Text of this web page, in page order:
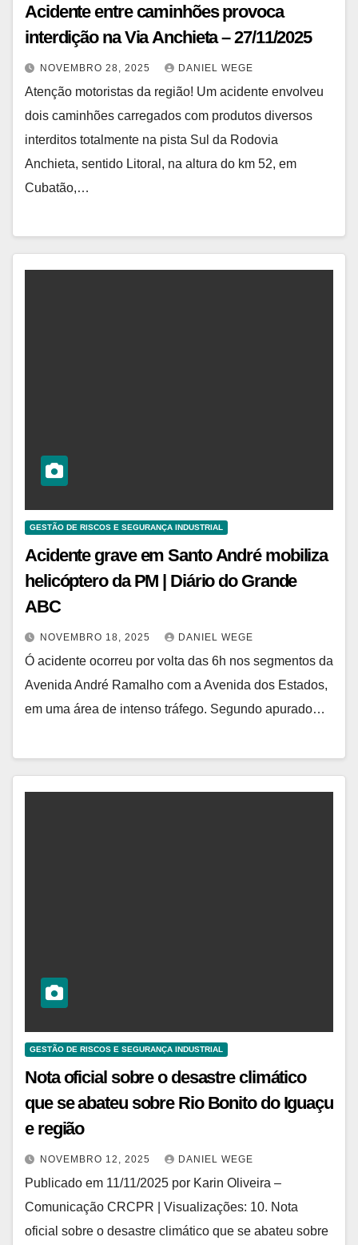
Acidente entre caminhões provoca
interdição na Via Anchieta – 27/11/2025
NOVEMBRO 28, 2025 DANIEL WEGE
Atenção motoristas da região! Um acidente envolveu
dois caminhões carregados com produtos diversos
interditos totalmente na pista Sul da Rodovia
Anchieta, sentido Litoral, na altura do km 52, em
Cubatão,…
GESTÃO DE RISCOS E SEGURANÇA INDUSTRIAL
Acidente grave em Santo André mobiliza
helicóptero da PM | Diário do Grande
ABC
NOVEMBRO 18, 2025 DANIEL WEGE
Ó acidente ocorreu por volta das 6h nos segmentos da
Avenida André Ramalho com a Avenida dos Estados,
em uma área de intenso tráfego. Segundo apurado…
GESTÃO DE RISCOS E SEGURANÇA INDUSTRIAL
Nota oficial sobre o desastre climático
que se abateu sobre Rio Bonito do Iguaçu
e região
NOVEMBRO 12, 2025 DANIEL WEGE
Publicado em 11/11/2025 por Karin Oliveira –
Comunicação CRCPR | Visualizações: 10. Nota
oficial sobre o desastre climático que se abateu sobre